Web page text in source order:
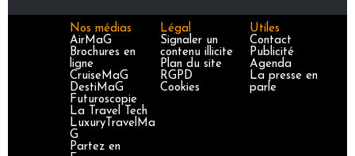
Nos médias
AirMaG
Brochures en
ligne
CruiseMaG
DestiMaG
Futuroscopie
La Travel Tech
LuxuryTravelMa
G
Partez en
Légal
Signaler un
contenu illicite
Plan du site
RGPD
Cookies
Utiles
Contact
Publicité
Agenda
La presse en
parle